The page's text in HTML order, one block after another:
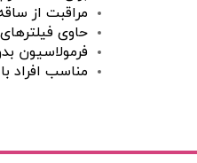
مراقبت از
حاوی
فرمولاسیون
مناسب افراد